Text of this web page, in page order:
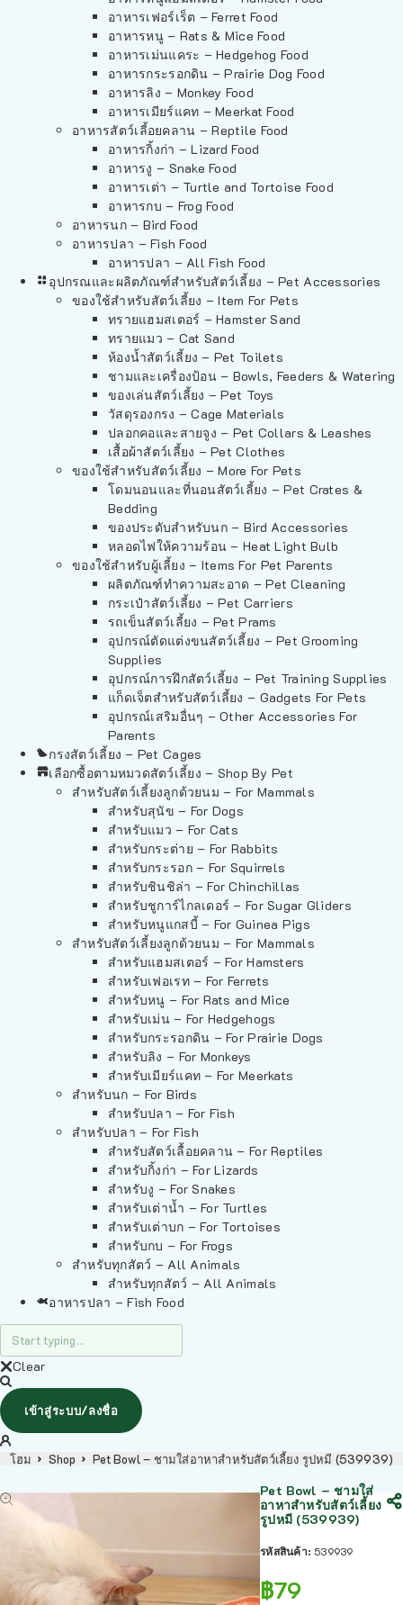
อาหารเฟอร์เร็ต – Ferret Food
อาหารหนู – Rats & Mice Food
อาหารเม่นแคระ – Hedgehog Food
อาหารกระรอกดิน – Prairie Dog Food
อาหารลิง – Monkey Food
อาหารเมียร์แคท – Meerkat Food
อาหารสัตว์เลี้อยคลาน – Reptile Food
อาหารกิ้งก่า – Lizard Food
อาหารงู – Snake Food
อาหารเต่า – Turtle and Tortoise Food
อาหารกบ – Frog Food
อาหารนก – Bird Food
อาหารปลา – Fish Food
อาหารปลา – All Fish Food
อุปกรณและผลิตภัณฑ์สำหรับสัตว์เลี้ยง – Pet Accessories
ของใช้สำหรับสัตว์เลี้ยง – Item For Pets
ทรายแฮมสเตอร์ – Hamster Sand
ทรายแมว – Cat Sand
ห้องน้ำสัตว์เลี้ยง – Pet Toilets
ชามและเครื่องป้อน – Bowls, Feeders & Watering
ของเล่นสัตว์เลี้ยง – Pet Toys
วัสดุรองกรง – Cage Materials
ปลอกคอและสายจูง – Pet Collars & Leashes
เสื้อผ้าสัตว์เลี้ยง – Pet Clothes
ของใช้สำหรับสัตว์เลี้ยง – More For Pets
โดมนอนและที่นอนสัตว์เลี้ยง – Pet Crates &
Bedding
ของประดับสำหรับนก – Bird Accessories
หลอดไฟให้ความร้อน – Heat Light Bulb
ของใช้สำหรับผู้เลี้ยง – Items For Pet Parents
ผลิตภัณฑ์ทำความสะอาด – Pet Cleaning
กระเป๋าสัตว์เลี้ยง – Pet Carriers
รถเข็นสัตว์เลี้ยง – Pet Prams
อุปกรณ์ตัดแต่งขนสัตว์เลี้ยง – Pet Grooming
Supplies
อุปกรณ์การฝึกสัตว์เลี้ยง – Pet Training Supplies
แก็ดเจ็ตสำหรับสัตว์เลี้ยง – Gadgets For Pets
อุปกรณ์เสริมอื่นๆ – Other Accessories For
Parents
กรงสัตว์เลี้ยง – Pet Cages
เลือกซื้อตามหมวดสัตว์เลี้ยง – Shop By Pet
สำหรับสัตว์เลี้ยงลูกด้วยนม – For Mammals
สำหรับสุนัข – For Dogs
สำหรับแมว – For Cats
สำหรับกระต่าย – For Rabbits
สำหรับกระรอก – For Squirrels
สำหรับชินชิล่า – For Chinchillas
สำหรับชูการ์ไกลเดอร์ – For Sugar Gliders
สำหรับหนูแกสบี้ – For Guinea Pigs
สำหรับสัตว์เลี้ยงลูกด้วยนม – For Mammals
สำหรับแฮมสเตอร์ – For Hamsters
สำหรับเฟอเรท – For Ferrets
สำหรับหนู – For Rats and Mice
สำหรับเม่น – For Hedgehogs
สำหรับกระรอกดิน – For Prairie Dogs
สำหรับลิง – For Monkeys
สำหรับเมียร์แคท – For Meerkats
สำหรับนก – For Birds
สำหรับปลา – For Fish
สำหรับปลา – For Fish
สำหรับสัตว์เลื้อยคลาน – For Reptiles
สำหรับกิ้งก่า – For Lizards
สำหรับงู – For Snakes
สำหรับเต่าน้ำ – For Turtles
สำหรับเต่าบก – For Tortoises
สำหรับกบ – For Frogs
สำหรับทุกสัตว์ – All Animals
สำหรับทุกสัตว์ – All Animals
อาหารปลา – Fish Food
Clear
เข้าสู่ระบบ/ลงชื่อ
โฮม Shop Pet Bowl – ชามใส่อาหาสำหรับสัตว์เลี้ยง รูปหมี (539939)
Pet Bowl – ชามใส่
อาหาสำหรับสัตว์เลี้ยง
รูปหมี (539939)
รหัสสินค้า: 539939
฿79